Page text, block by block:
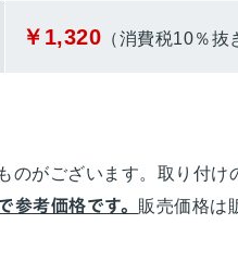
￥1,320 （消費税10％
がございます。取り付け
考価格です。 販売価格は